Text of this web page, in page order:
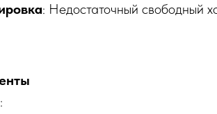
: Недостаточный свободный
: